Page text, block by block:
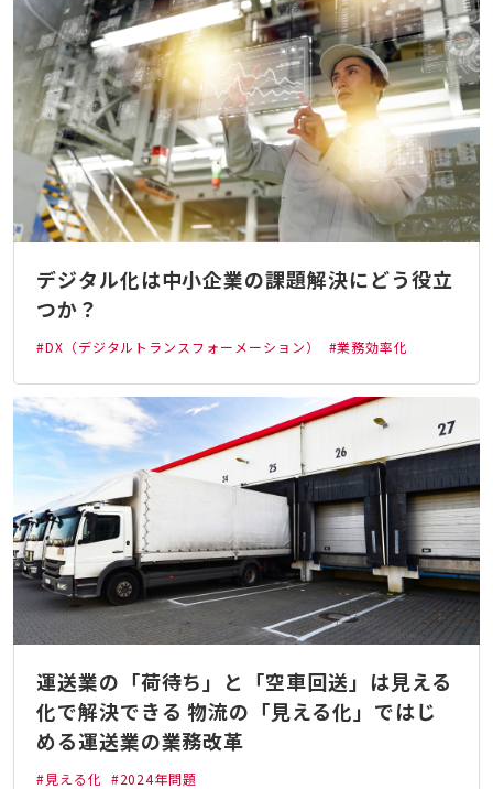
デジタル化は中小企業の課題解決にどう役立
つか？
#DX（デジタルトランスフォーメーション） #業務効率化
運送業の「荷待ち」と「空車回送」は見える
化で解決できる 物流の「見える化」ではじ
める運送業の業務改革
#見える化 #2024年問題